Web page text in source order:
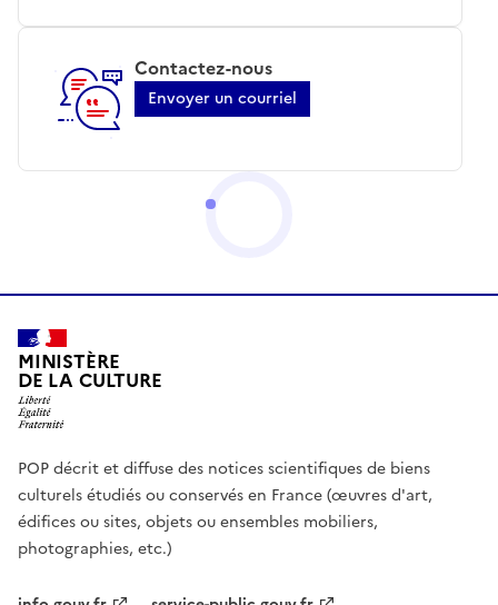
Contactez-nous
Envoyer un courriel
MINISTÈRE
DE LA CULTURE
POP décrit et diffuse des notices scientifiques de biens
culturels étudiés ou conservés en France (œuvres d'art,
édifices ou sites, objets ou ensembles mobiliers,
photographies, etc.)